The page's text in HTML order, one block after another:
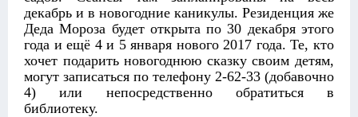
декабрь и в новогодние каникулы. Резиденция же
Деда Мороза будет открыта по 30 декабря этого
года и ещё 4 и 5 января нового 2017 года. Те, кто
хочет подарить новогоднюю сказку своим детям,
могут записаться по телефону 2-62-33 (добавочно
4) или непосредственно обратиться в
библиотеку.